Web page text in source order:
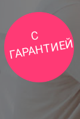
С
ГАРАНТИЕЙ